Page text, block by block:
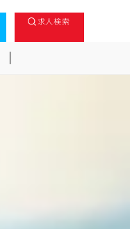
求人検索